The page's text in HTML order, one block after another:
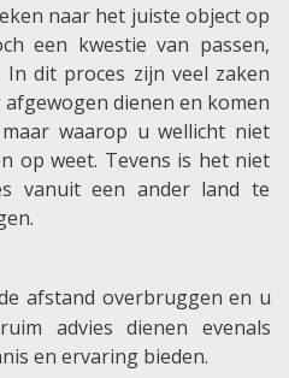
naar het juiste object op
een kwestie van passen,
In dit proces zijn veel zaken
dienen en komen
waarop u wellicht niet
op weet. Tevens is het niet
vanuit een ander land te
afstand overbruggen en u
advies dienen evenals
en ervaring bieden.